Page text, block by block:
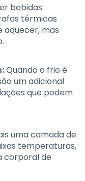
bebidas
térmicas
aquecer, mas
Quando o frio é
um adicional
que podem
uma camada de
temperaturas,
corporal de